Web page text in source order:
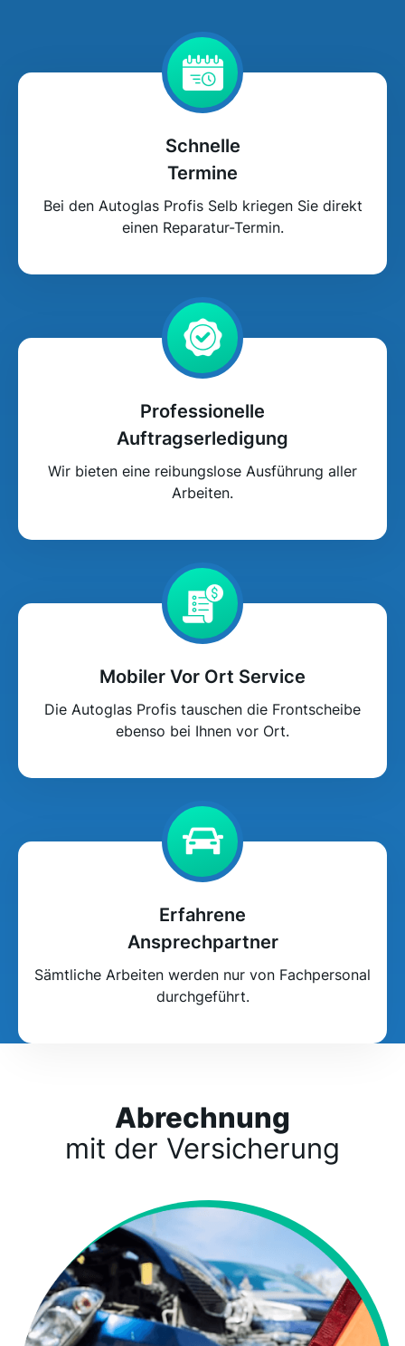
Schnelle
Termine
Bei den Autoglas Profis Selb kriegen Sie direkt
einen Reparatur-Termin.
Professionelle
Auftragserledigung
Wir bieten eine reibungslose Ausführung aller
Arbeiten.
Mobiler Vor Ort Service
Die Autoglas Profis tauschen die Frontscheibe
ebenso bei Ihnen vor Ort.
Erfahrene
Ansprechpartner
Sämtliche Arbeiten werden nur von Fachpersonal
durchgeführt.
Abrechnung
mit der Versicherung